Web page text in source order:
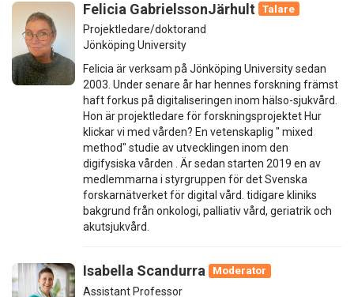
Felicia GabrielssonJärhult
Talare
Projektledare/doktorand
Jönköping University
Felicia är verksam på Jönköping University sedan
2003. Under senare år har hennes forskning främst
haft forkus på digitaliseringen inom hälso-sjukvård.
Hon är projektledare för forskningsprojektet Hur
klickar vi med vården? En vetenskaplig " mixed
method" studie av utvecklingen inom den
digifysiska vården . Är sedan starten 2019 en av
medlemmarna i styrgruppen för det Svenska
forskarnätverket för digital vård. tidigare kliniks
bakgrund från onkologi, palliativ vård, geriatrik och
akutsjukvård.
Isabella Scandurra
Moderator
Assistant Professor